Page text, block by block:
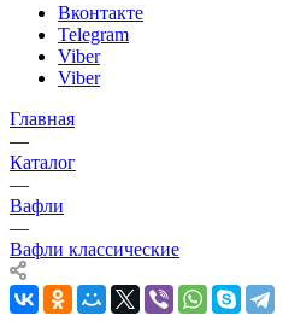
Вконтакте
Telegram
Viber
Viber
Главная
—
Каталог
—
Вафли
—
Вафли классические